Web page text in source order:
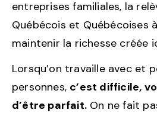
entreprises familiales, la
Québécois et Québécoises
maintenir la richesse créée
Lorsqu’on travaille avec et
personnes, c’est difficile,
d’être parfait. On ne fait